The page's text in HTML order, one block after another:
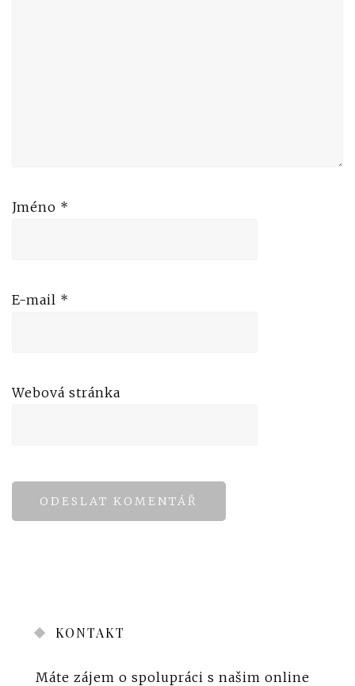
Jméno *
E-mail *
Webová stránka
KONTAKT
Máte zájem o spolupráci s našim online